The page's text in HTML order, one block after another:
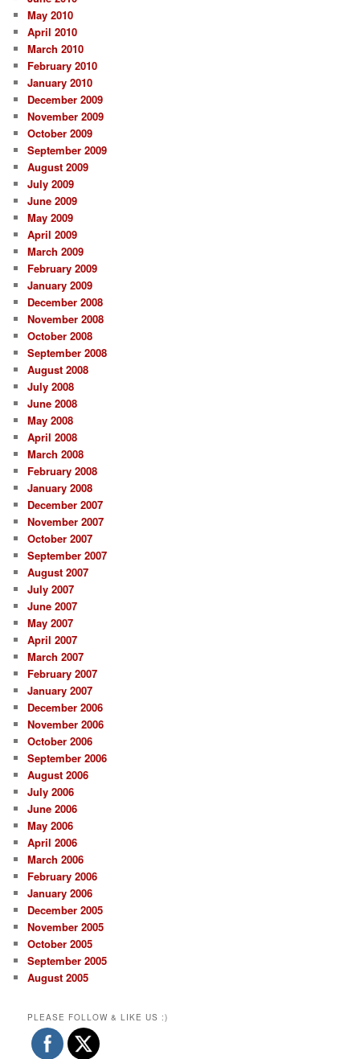
May 2010
April 2010
March 2010
February 2010
January 2010
December 2009
November 2009
October 2009
September 2009
August 2009
July 2009
June 2009
May 2009
April 2009
March 2009
February 2009
January 2009
December 2008
November 2008
October 2008
September 2008
August 2008
July 2008
June 2008
May 2008
April 2008
March 2008
February 2008
January 2008
December 2007
November 2007
October 2007
September 2007
August 2007
July 2007
June 2007
May 2007
April 2007
March 2007
February 2007
January 2007
December 2006
November 2006
October 2006
September 2006
August 2006
July 2006
June 2006
May 2006
April 2006
March 2006
February 2006
January 2006
December 2005
November 2005
October 2005
September 2005
August 2005
PLEASE FOLLOW & LIKE US :)